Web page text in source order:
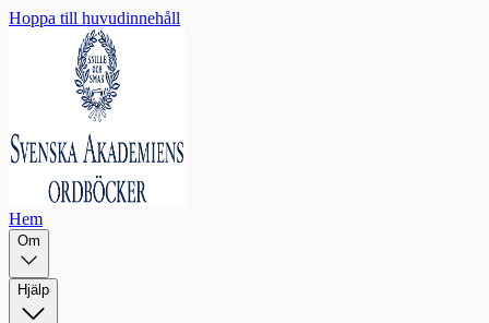
Hoppa till huvudinnehåll
Hem
Om
Hjälp